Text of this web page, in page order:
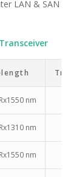
LAN & SAN
nm
nm
nm